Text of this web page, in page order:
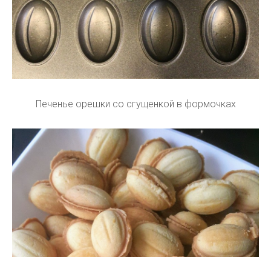
Печенье орешки со сгущенкой в формочках